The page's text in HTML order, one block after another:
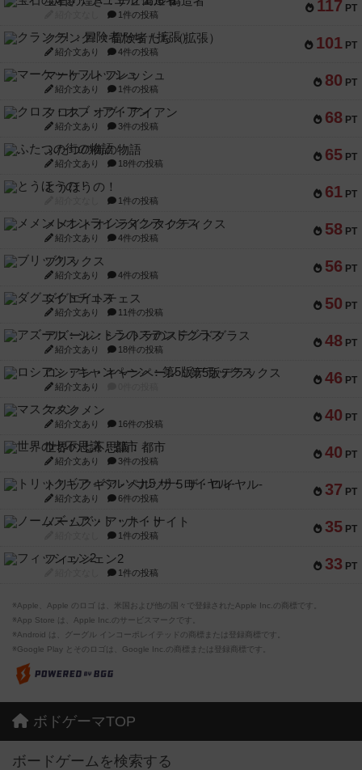
117 PT
1件の投稿
101 PT
クランク! ：冒険者たち（拡張）
紹介文あり 4件の投稿
80 PT
マーケットフレッシュ
紹介文あり 1件の投稿
68 PT
クロス・オブ・アイアン
紹介文あり 3件の投稿
65 PT
ふたつの街の物語
紹介文あり 18件の投稿
61 PT
とうほうの！
1件の投稿
58 PT
メメントオンラインタクティクス
紹介文あり 4件の投稿
56 PT
ブリックス
紹介文あり 4件の投稿
50 PT
ダグエイトチェス
紹介文あり 11件の投稿
48 PT
アズール：シントラのステンドグラス
紹介文あり 18件の投稿
46 PT
ロシアン・キャンペーン：第5版デラックス
紹介文あり
40 PT
マスクメン
紹介文あり 16件の投稿
40 PT
世界の七不思議：都市
紹介文あり 3件の投稿
37 PT
トリックギア - ペルソナ5 ザ・ロイヤル-
紹介文あり 6件の投稿
35 PT
ノームズ・アット・ナイト
1件の投稿
33 PT
フィッシェン2
1件の投稿
※Apple、Apple のロゴ は、米国および他の国々で登録されたApple Inc.の商標です。
※App Store は、Apple Inc.のサービスマークです。
※Android は、グーグル インコーポレイテッドの商標または登録商標です。
※Google Play とそのロゴは、Google Inc.の商標または登録商標です。
ボドゲーマTOP
ボードゲームを検索する